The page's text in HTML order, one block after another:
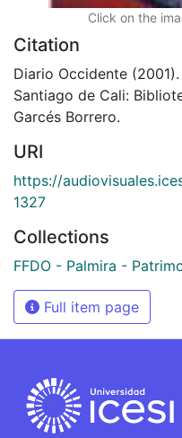
Click on the
Citation
Diario Occidente
Santiago de Cali:
Garcés Borrero.
URI
https://
1327
Collections
FFDO - Palmira -
Full item page